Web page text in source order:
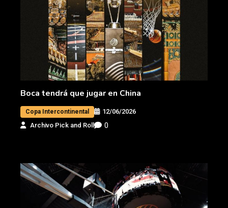
Boca tendrá que jugar en China
Copa Intercontinental
12/06/2026
Archivo Pick and Roll
0